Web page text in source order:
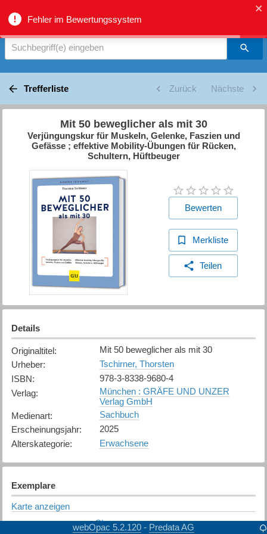
Fehler im Bewertungssystem
biblio.gr - Suche
Suchbegriff(e) eingeben
Trefferliste Zurück Nächste
Mit 50 beweglicher als mit 30
Verjüngungskur für Muskeln, Gelenke, Faszien und
Gefässe ; effektive Mobility-Übungen für Rücken,
Schultern, Hüftbeuger
Bewerten
Merkliste
Teilen
Details
Originaltitel:
Mit 50 beweglicher als mit 30
Urheber:
Tschirner, Thorsten
ISBN:
978-3-8338-9680-4
Verlag:
München : GRÄFE UND UNZER
Verlag GmbH
Medienart:
Sachbuch
Erscheinungsjahr:
2025
Alterskategorie: Erwachsene
Exemplare
Karte anzeigen
Bibliothek: Chur
webOpac 5.2.120 - Predata AG